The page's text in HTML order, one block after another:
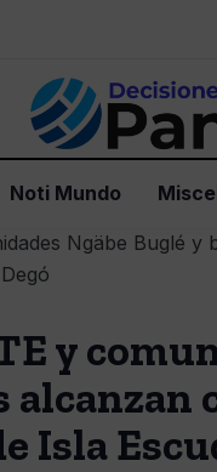
Noti Mundo
y
alcanzan
Isla